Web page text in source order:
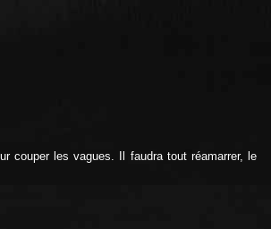
couper les vagues. Il faudra tout réamarrer, le